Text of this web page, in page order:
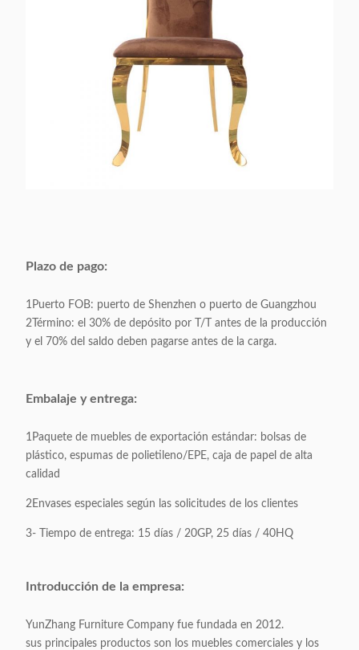
Plazo de pago:
1Puerto FOB: puerto de Shenzhen o puerto de Guangzhou
2Término: el 30% de depósito por T/T antes de la producción
y el 70% del saldo deben pagarse antes de la carga.
Embalaje y entrega:
1Paquete de muebles de exportación estándar: bolsas de
plástico, espumas de polietileno/EPE, caja de papel de alta
calidad
2Envases especiales según las solicitudes de los clientes
3- Tiempo de entrega: 15 días / 20GP, 25 días / 40HQ
Introducción de la empresa:
YunZhang Furniture Company fue fundada en 2012.
sus principales productos son los muebles comerciales y los